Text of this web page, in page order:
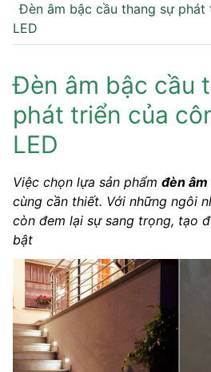
Đèn âm bậc cầu thang sự phát
LED
Đèn âm bậc cầu
phát triển của
LED
Việc chọn lựa sản phẩm đèn
cùng cần thiết. Với những ngôi
còn đem lại sự sang trọng, tạo
bật